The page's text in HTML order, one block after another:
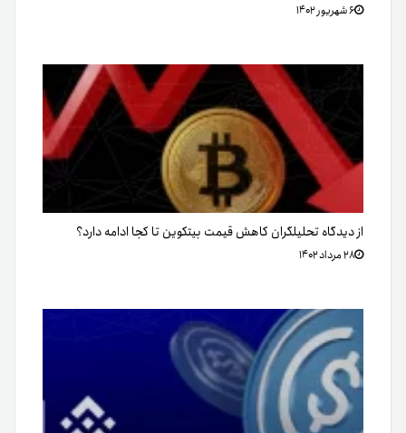
۶ شهریور ۱۴۰۲
از دیدگاه تحلیلگران کاهش قیمت بیتکوین تا کجا ادامه دارد؟
۲۸ مرداد ۱۴۰۲